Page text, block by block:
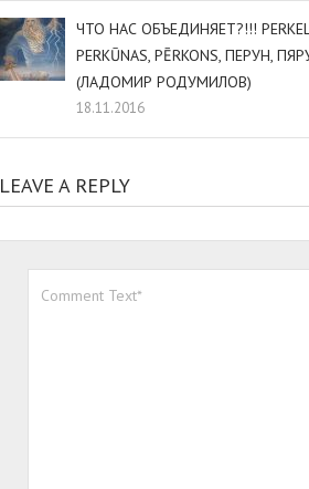
ЧТО НАС ОБЪЕДИНЯЕТ?!!!
PERKŪNAS, PĒRKONS, ПЕРУН,
(ЛАДОМИР РОДУМИЛОВ)
18.11.2016
LEAVE A REPLY